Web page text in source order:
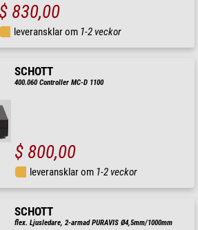
$ 830,00
leveransklar om 1-2 veckor
SCHOTT
400.060 Controller MC-D 1100
$ 800,00
leveransklar om 1-2 veckor
SCHOTT
flex. Ljusledare, 2-armad PURAVIS Ø4,5mm/1000mm